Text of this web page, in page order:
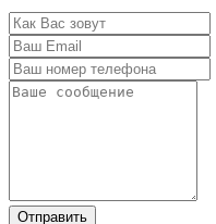
Отправить